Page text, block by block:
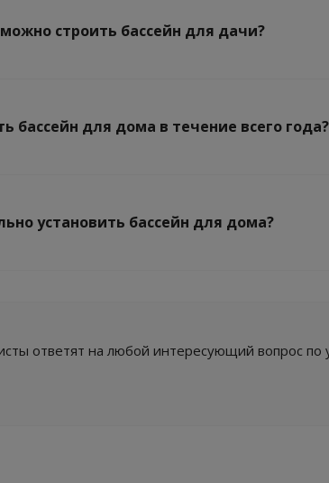
строить бассейн для дачи?
бассейн для дома в течение всего года?
установить бассейн для дома?
ответят на любой интересующий вопрос по